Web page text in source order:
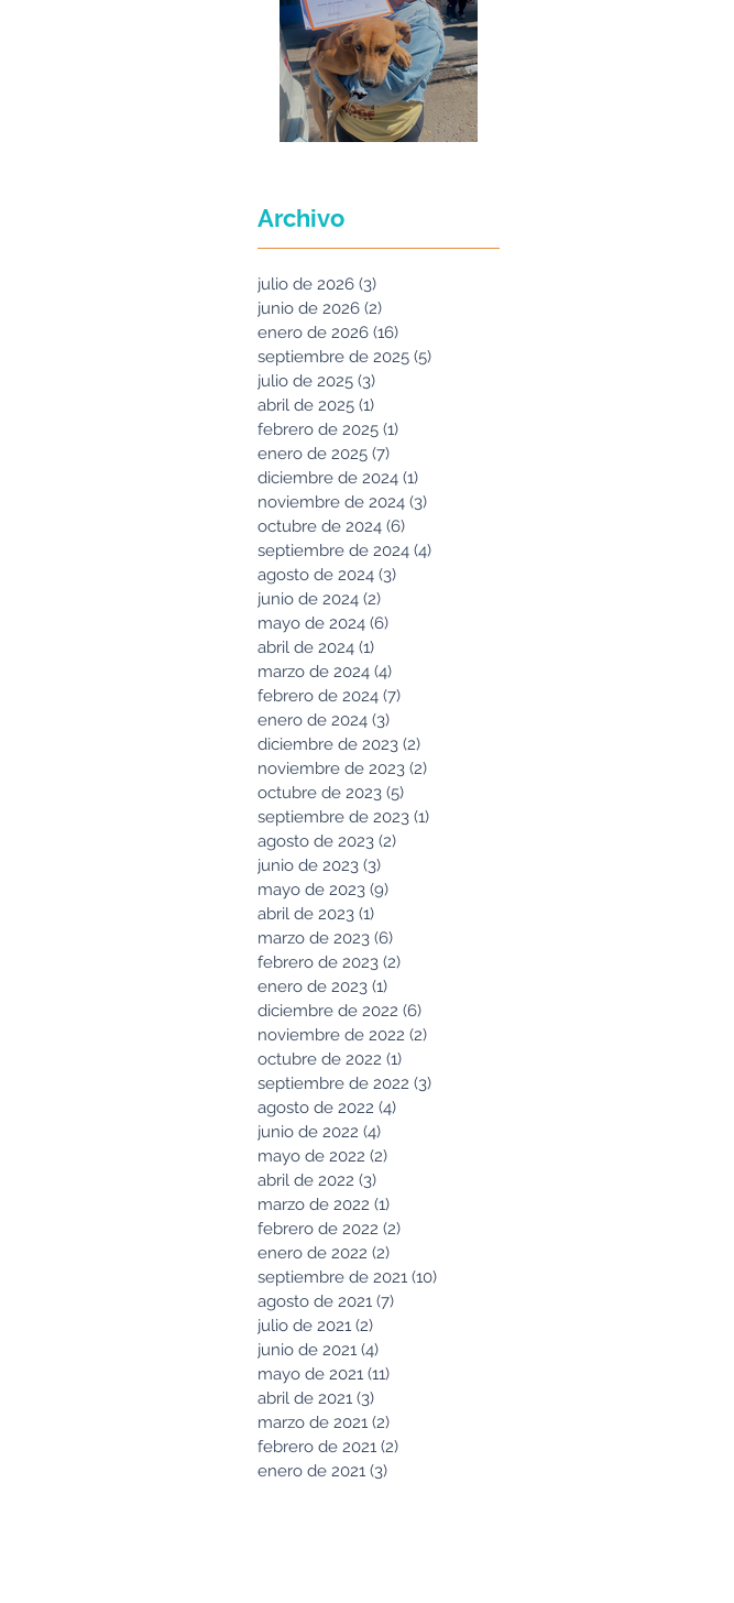
Archivo
julio de 2026 (3)
junio de 2026 (2)
enero de 2026 (16)
septiembre de 2025 (5)
julio de 2025 (3)
abril de 2025 (1)
febrero de 2025 (1)
enero de 2025 (7)
diciembre de 2024 (1)
noviembre de 2024 (3)
octubre de 2024 (6)
septiembre de 2024 (4)
agosto de 2024 (3)
junio de 2024 (2)
mayo de 2024 (6)
abril de 2024 (1)
marzo de 2024 (4)
febrero de 2024 (7)
enero de 2024 (3)
diciembre de 2023 (2)
noviembre de 2023 (2)
octubre de 2023 (5)
septiembre de 2023 (1)
agosto de 2023 (2)
junio de 2023 (3)
mayo de 2023 (9)
abril de 2023 (1)
marzo de 2023 (6)
febrero de 2023 (2)
enero de 2023 (1)
diciembre de 2022 (6)
noviembre de 2022 (2)
octubre de 2022 (1)
septiembre de 2022 (3)
agosto de 2022 (4)
junio de 2022 (4)
mayo de 2022 (2)
abril de 2022 (3)
marzo de 2022 (1)
febrero de 2022 (2)
enero de 2022 (2)
septiembre de 2021 (10)
agosto de 2021 (7)
julio de 2021 (2)
junio de 2021 (4)
mayo de 2021 (11)
abril de 2021 (3)
marzo de 2021 (2)
febrero de 2021 (2)
enero de 2021 (3)